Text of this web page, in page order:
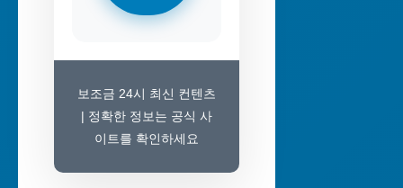
보조금 24시 최신 컨텐츠
| 정확한 정보는 공식 사
이트를 확인하세요